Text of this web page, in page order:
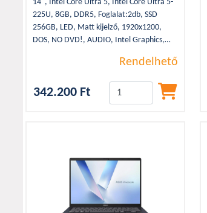
14", Intel Core Ultra 5, Intel Core Ultra 5-
225U, 8GB, DDR5, Foglalat:2db, SSD
256GB, LED, Matt kijelző, 1920x1200,
DOS, NO DVD!, AUDIO, Intel Graphics,
2xUSB Type-C, 1,39Kg, WEBCAM, HDMI,
Rendelhető
342.200 Ft